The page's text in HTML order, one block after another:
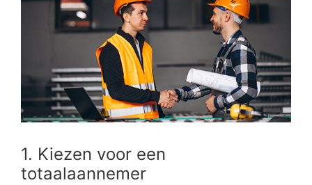
1. Kiezen voor een
totaalaannemer